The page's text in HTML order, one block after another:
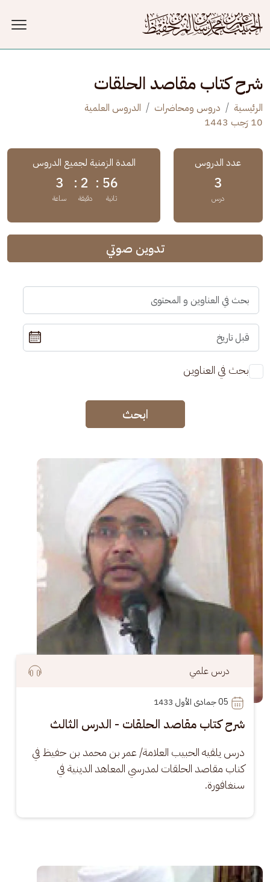
شرح كتاب مقاصد الحلقات
الرئيسية دروس ومحاضرات
الدروس العلمية
10 رَجب 1443
عدد الدروس
3
درس
المدة الزمنية لجميع الدروس
56 :
ثانية
2 :
دقيقة
3
ساعة
تدوين صوتي
بحث في العناوين
ابحث
الصورة
درس علمي
05
شرح كتاب مقاصد الحلقات - الدرس الثالث
درس يلقيه الحبيب العلامة/ عمر بن محمد بن حفيظ في
كتاب مقاصد الحلقات لمدرسي المعاهد الدينية في
سنغافورة.
الصورة